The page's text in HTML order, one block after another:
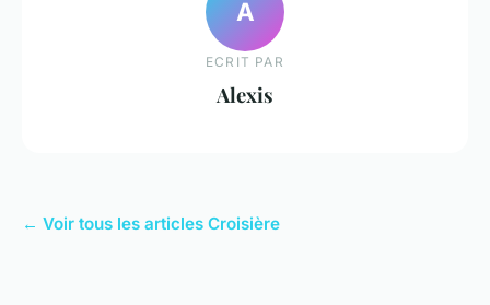
A
ECRIT PAR
Alexis
← Voir tous les articles Croisière